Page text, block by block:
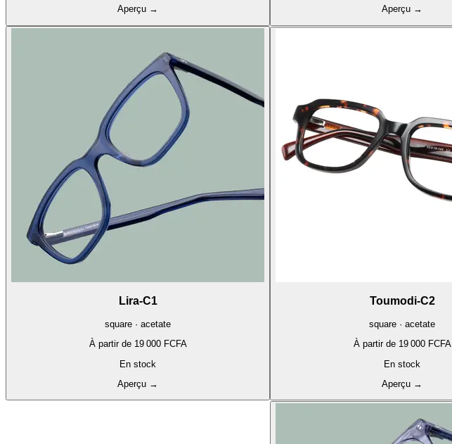
Aperçu →
Aperçu →
Lira-C1
square · acetate
À partir de 19 000 FCFA
En stock
Aperçu →
Toumodi-C2
square · acetate
À partir de 19 000 FCFA
En stock
Aperçu →